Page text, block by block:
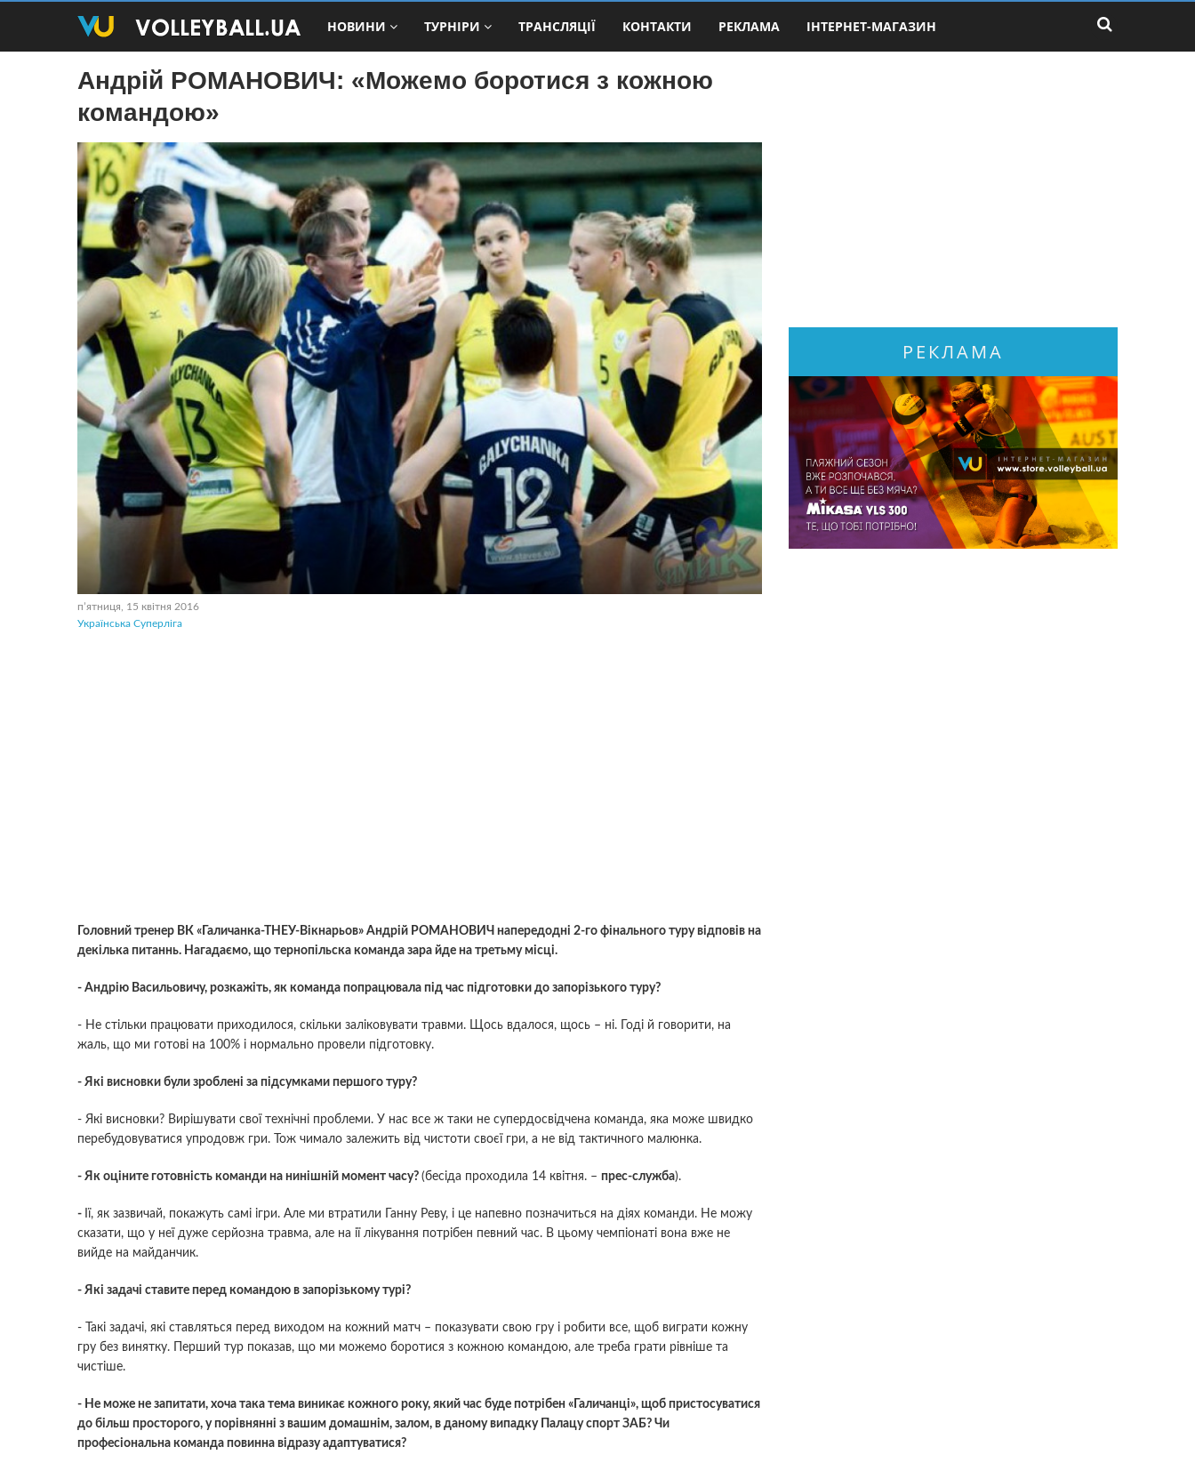
НОВИНИ ТУРНІРИ ТРАНСЛЯЦІЇ КОНТАКТИ РЕКЛАМА ІНТЕРНЕТ-МАГАЗИН
Андрій РОМАНОВИЧ: «Можемо боротися з кожною
командою»
пʼятниця, 15 квітня 2016
Українська Суперліга
Головний тренер ВК «Галичанка-ТНЕУ-Вікнарьов» Андрій РОМАНОВИЧ напередодні 2-го фінального туру відповів на
декiлька питаннь. Нагадаємо, що тернопiльска команда зара йде на третьму мiсцi.
- Андрію Васильовичу, розкажіть, як команда попрацювала під час підготовки до запорізького туру?
- Не стільки працювати приходилося, скільки заліковувати травми. Щось вдалося, щось – ні. Годі й говорити, на
жаль, що ми готові на 100% і нормально провели підготовку.
- Які висновки були зроблені за підсумками першого туру?
- Які висновки? Вирішувати свої технічні проблеми. У нас все ж таки не супердосвідчена команда, яка може швидко
перебудовуватися упродовж гри. Тож чимало залежить від чистоти своєї гри, а не від тактичного малюнка.
- Як оціните готовність команди на нинішній момент часу? (бесіда проходила 14 квітня. – прес-служба).
- Ії, як зазвичай, покажуть самі ігри. Але ми втратили Ганну Реву, і це напевно позначиться на діях команди. Не можу
сказати, що у неї дуже серйозна травма, але на ії лікування потрібен певний час. В цьому чемпіонаті вона вже не
вийде на майданчик.
- Які задачі ставите перед командою в запорізькому турі?
- Такі задачі, які ставляться перед виходом на кожний матч – показувати свою гру і робити все, щоб виграти кожну
гру без винятку. Перший тур показав, що ми можемо боротися з кожною командою, але треба грати рівніше та
чистіше.
- Не може не запитати, хоча така тема виникає кожного року, який час буде потрібен «Галичанці», щоб пристосуватися
до більш просторого, у порівнянні з вашим домашнім, залом, в даному випадку Палацу спорт ЗАБ? Чи
професіональна команда повинна відразу адаптуватися?
РЕКЛАМА